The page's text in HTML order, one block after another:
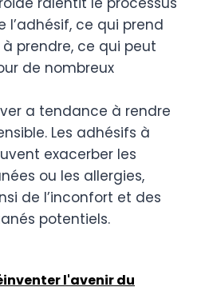
l’adhésif, ce qui prend
prendre, ce qui peut
de nombreux
a tendance à rendre
Les adhésifs à
exacerber les
ou les allergies,
de l’inconfort et des
potentiels.
l'avenir du